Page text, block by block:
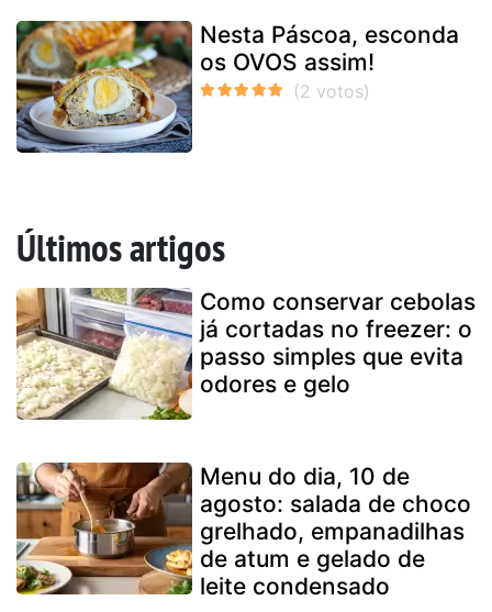
Nesta Páscoa, esconda
os OVOS assim!
Últimos artigos
Como conservar cebolas
já cortadas no freezer: o
passo simples que evita
odores e gelo
Menu do dia, 10 de
agosto: salada de choco
grelhado, empanadilhas
de atum e gelado de
leite condensado